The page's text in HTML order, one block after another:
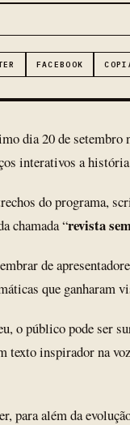
FACEBOOK
dia 20 de setembro
interativos a
do programa,
chamada “revista
de
que ganharam
o público pode ser
texto inspirador na
para além da